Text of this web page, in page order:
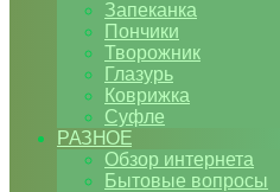
Запеканка
Пончики
Творожник
Глазурь
Коврижка
Суфле
РАЗНОЕ
Обзор интернета
Бытовые вопросы